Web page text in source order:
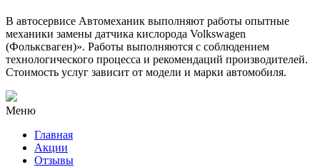
В автосервисе Автомеханик выполняют работы опытные
механики замены датчика кислорода Volkswagen
(Фольксваген)». Работы выполняются с соблюдением
технологического процесса и рекомендаций производителей.
Стоимость услуг зависит от модели и марки автомобиля.
Меню
Главная
Акции
Отзывы